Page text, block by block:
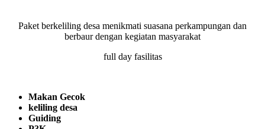
Paket berkeliling desa menikmati suasana perkampungan dan
berbaur dengan kegiatan masyarakat
full day fasilitas
Makan Gecok
keliling desa
Guiding